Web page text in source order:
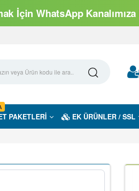
İçin WhatsApp Kanalımıza
PAKETLERİ EK ÜRÜNLER / SSL